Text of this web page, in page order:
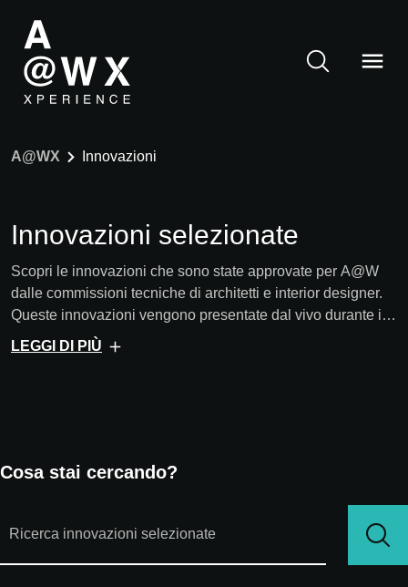
A@WX Innovazioni
Innovazioni selezionate
Scopri le innovazioni che sono state approvate per A@W
dalle commissioni tecniche di architetti e interior designer.
Queste innovazioni vengono presentate dal vivo durante i
nostri eventi e successivamente sono disponibili anche in
LEGGI DI PIÙ
Cosa stai cercando?